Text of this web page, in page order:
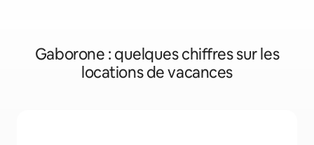
Gaborone : quelques chiffres sur les
locations de vacances